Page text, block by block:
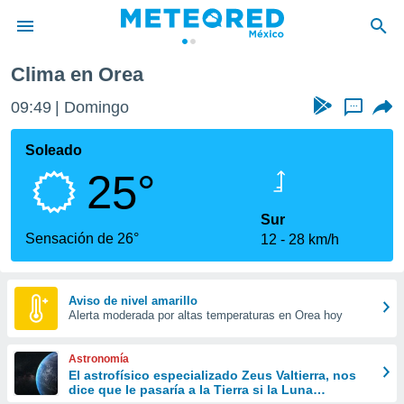
de
ha sido
calidad.
a este
las
y
forma
digital
basada
Clima en Orea
09:49 Domingo ...
Soleado
25°
Sensación de 26°
Sur
12
28 km/h
Aviso de nivel amarillo
Alerta moderada por altas temperaturas en Orea hoy
Astronomía
El astrofísico especializado Zeus Valtierra, nos
dice que le pasaría a la Tierra si la Luna